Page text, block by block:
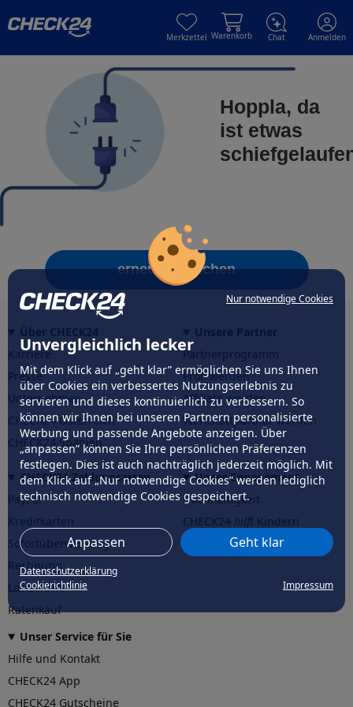
Nur notwendige Cookies
Unvergleichlich lecker
Mit dem Klick auf „geht klar” ermöglichen Sie uns Ihnen
über Cookies ein verbessertes Nutzungserlebnis zu
servieren und dieses kontinuierlich zu verbessern. So
können wir Ihnen bei unseren Partnern personalisierte
Werbung und passende Angebote anzeigen. Über
„anpassen” können Sie Ihre persönlichen Präferenzen
festlegen. Dies ist auch nachträglich jederzeit möglich. Mit
dem Klick auf „Nur notwendige Cookies” werden lediglich
technisch notwendige Cookies gespeichert.
Anpassen Geht klar
Datenschutzerklärung
Cookierichtlinie
Impressum
Merkzettel Warenkorb Chat Anmelden
Hoppla, da
ist etwas
erneut versuchen
Karriere
Presse
Unternehmen
CHECK24 Österreich
CHECK24 Spanien
Partnerprogramm
Profi werden
Affiliate werden
Werkstattpartner werden
CHECK24 Zahlungsarten
PayPal
Sofortüberweisung
Rechnung
Lastschrift
Ratenkauf
Unser Engagement
Nachhaltigkeit
CHECK24hilftder Natur
Unser Service für Sie
Hilfe und Kontakt
CHECK24 App
CHECK24 Gutscheine